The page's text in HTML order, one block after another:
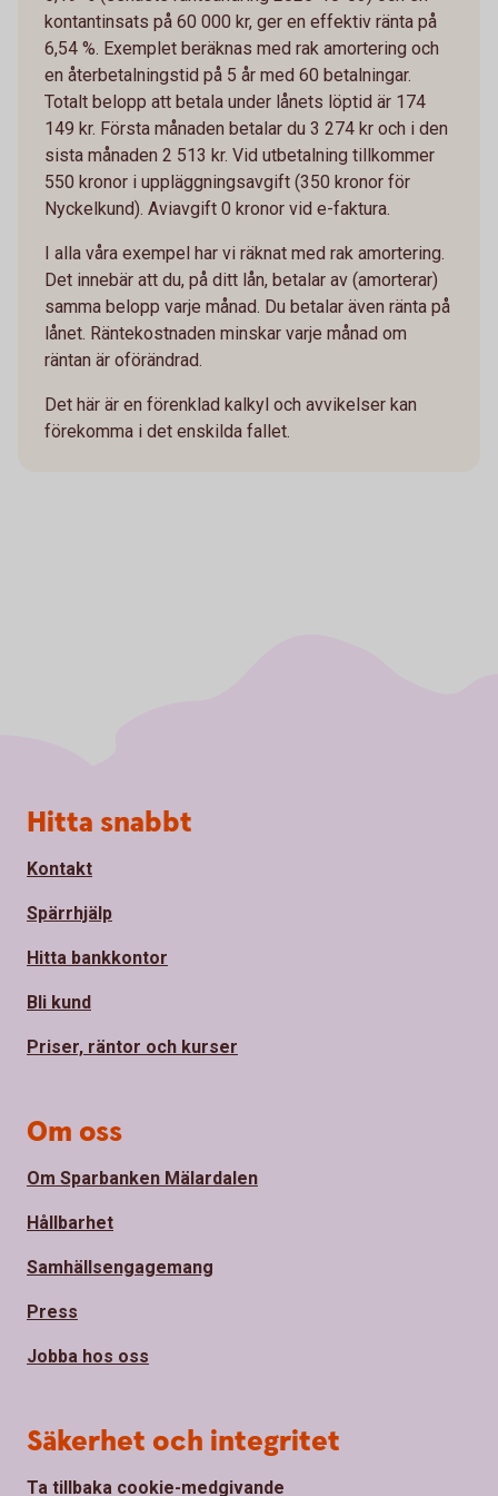
kontantinsats på 60 000 kr, ger en effektiv ränta på
6,54 %. Exemplet beräknas med rak amortering och
en återbetalningstid på 5 år med 60 betalningar.
Totalt belopp att betala under lånets löptid är 174
149 kr. Första månaden betalar du 3 274 kr och i den
sista månaden 2 513 kr. Vid utbetalning tillkommer
550 kronor i uppläggningsavgift (350 kronor för
Nyckelkund). Aviavgift 0 kronor vid e-faktura.
I alla våra exempel har vi räknat med rak amortering.
Det innebär att du, på ditt lån, betalar av (amorterar)
samma belopp varje månad. Du betalar även ränta på
lånet. Räntekostnaden minskar varje månad om
räntan är oförändrad.
Det här är en förenklad kalkyl och avvikelser kan
förekomma i det enskilda fallet.
Sidfot
Hitta snabbt
Kontakt
Spärrhjälp
Hitta bankkontor
Bli kund
Priser, räntor och kurser
Om oss
Om Sparbanken Mälardalen
Hållbarhet
Samhällsengagemang
Press
Jobba hos oss
Säkerhet och integritet
Ta tillbaka cookie-medgivande